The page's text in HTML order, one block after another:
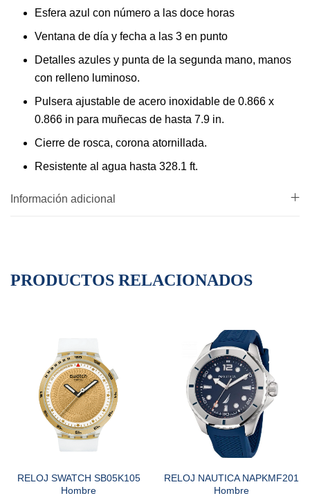
Esfera azul con número a las doce horas
Ventana de día y fecha a las 3 en punto
Detalles azules y punta de la segunda mano, manos
con relleno luminoso.
Pulsera ajustable de acero inoxidable de 0.866 x
0.866 in para muñecas de hasta 7.9 in.
Cierre de rosca, corona atornillada.
Resistente al agua hasta 328.1 ft.
Información adicional
PRODUCTOS RELACIONADOS
RELOJ SWATCH SB05K105
Hombre
RELOJ NAUTICA NAPKMF201
Hombre